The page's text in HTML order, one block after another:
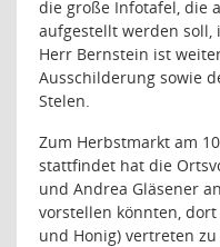
die große Infotafel, die
aufgestellt werden soll,
Herr Bernstein ist
Ausschilderung sowie
Stelen.
Zum Herbstmarkt am
stattfindet hat die
und Andrea Gläsener
vorstellen könnten,
und Honig) vertreten